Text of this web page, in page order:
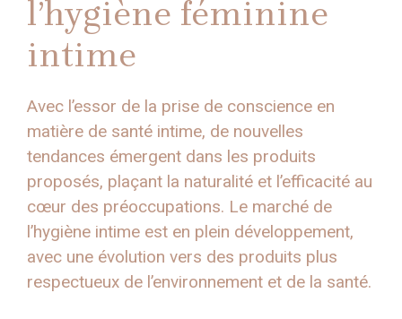
l’hygiène féminine
intime
Avec l’essor de la prise de conscience en
matière de santé intime, de nouvelles
tendances émergent dans les produits
proposés, plaçant la naturalité et l’efficacité au
cœur des préoccupations. Le marché de
l’hygiène intime est en plein développement,
avec une évolution vers des produits plus
respectueux de l’environnement et de la santé.